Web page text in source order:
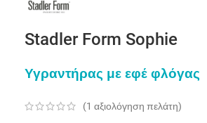
Stadler Form Sophie
Υγραντήρας με εφέ φλόγας
(1 αξιολόγηση πελάτη)